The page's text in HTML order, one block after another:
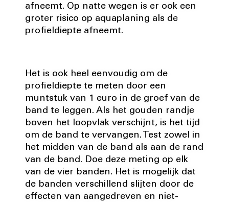
afneemt. Op natte wegen is er ook een
groter risico op aquaplaning als de
profieldiepte afneemt.
Het is ook heel eenvoudig om de
profieldiepte te meten door een
muntstuk van 1 euro in de groef van de
band te leggen. Als het gouden randje
boven het loopvlak verschijnt, is het tijd
om de band te vervangen. Test zowel in
het midden van de band als aan de rand
van de band. Doe deze meting op elk
van de vier banden. Het is mogelijk dat
de banden verschillend slijten door de
effecten van aangedreven en niet-